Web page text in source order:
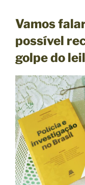
Vamos
possível
golpe do